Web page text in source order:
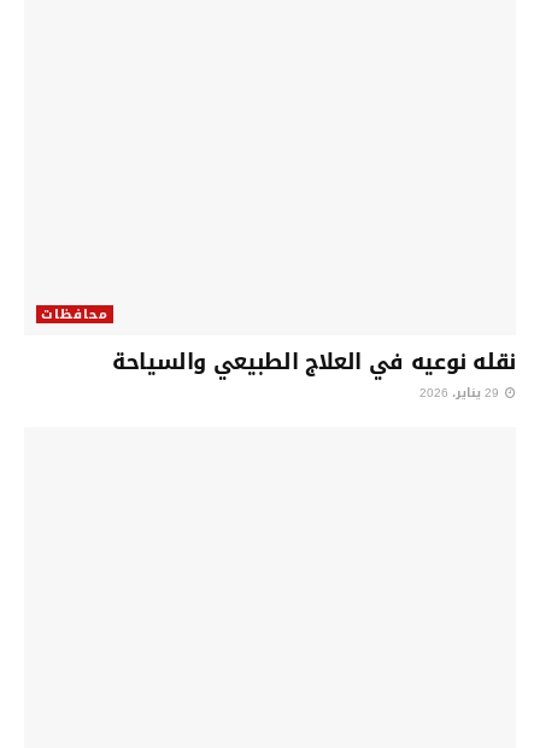
محافظات
نقله نوعيه في العلاج الطبيعي والسياحة